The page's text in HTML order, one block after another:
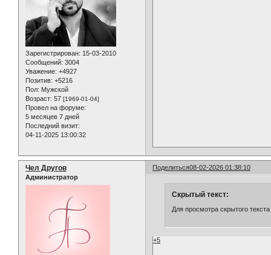
Зарегистрирован: 15-03-2010
Сообщений: 3004
Уважение: +4927
Позитив: +5216
Пол: Мужской
Возраст: 57 [1969-01-04]
Провел на форуме:
5 месяцев 7 дней
Последний визит:
04-11-2025 13:00:32
Поделиться08-02-2026 01:38:10
Чел Другов
Администратор
Скрытый текст:
Для просмотра скрытого
+5